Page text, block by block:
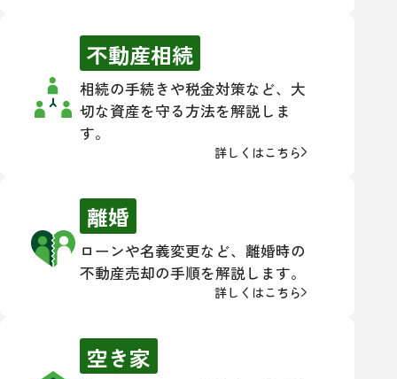
不動産相続
相続の手続きや税金対策など、大
切な資産を守る方法を解説しま
す。
詳しくはこちら
離婚
ローンや名義変更など、離婚時の
不動産売却の手順を解説します。
詳しくはこちら
空き家